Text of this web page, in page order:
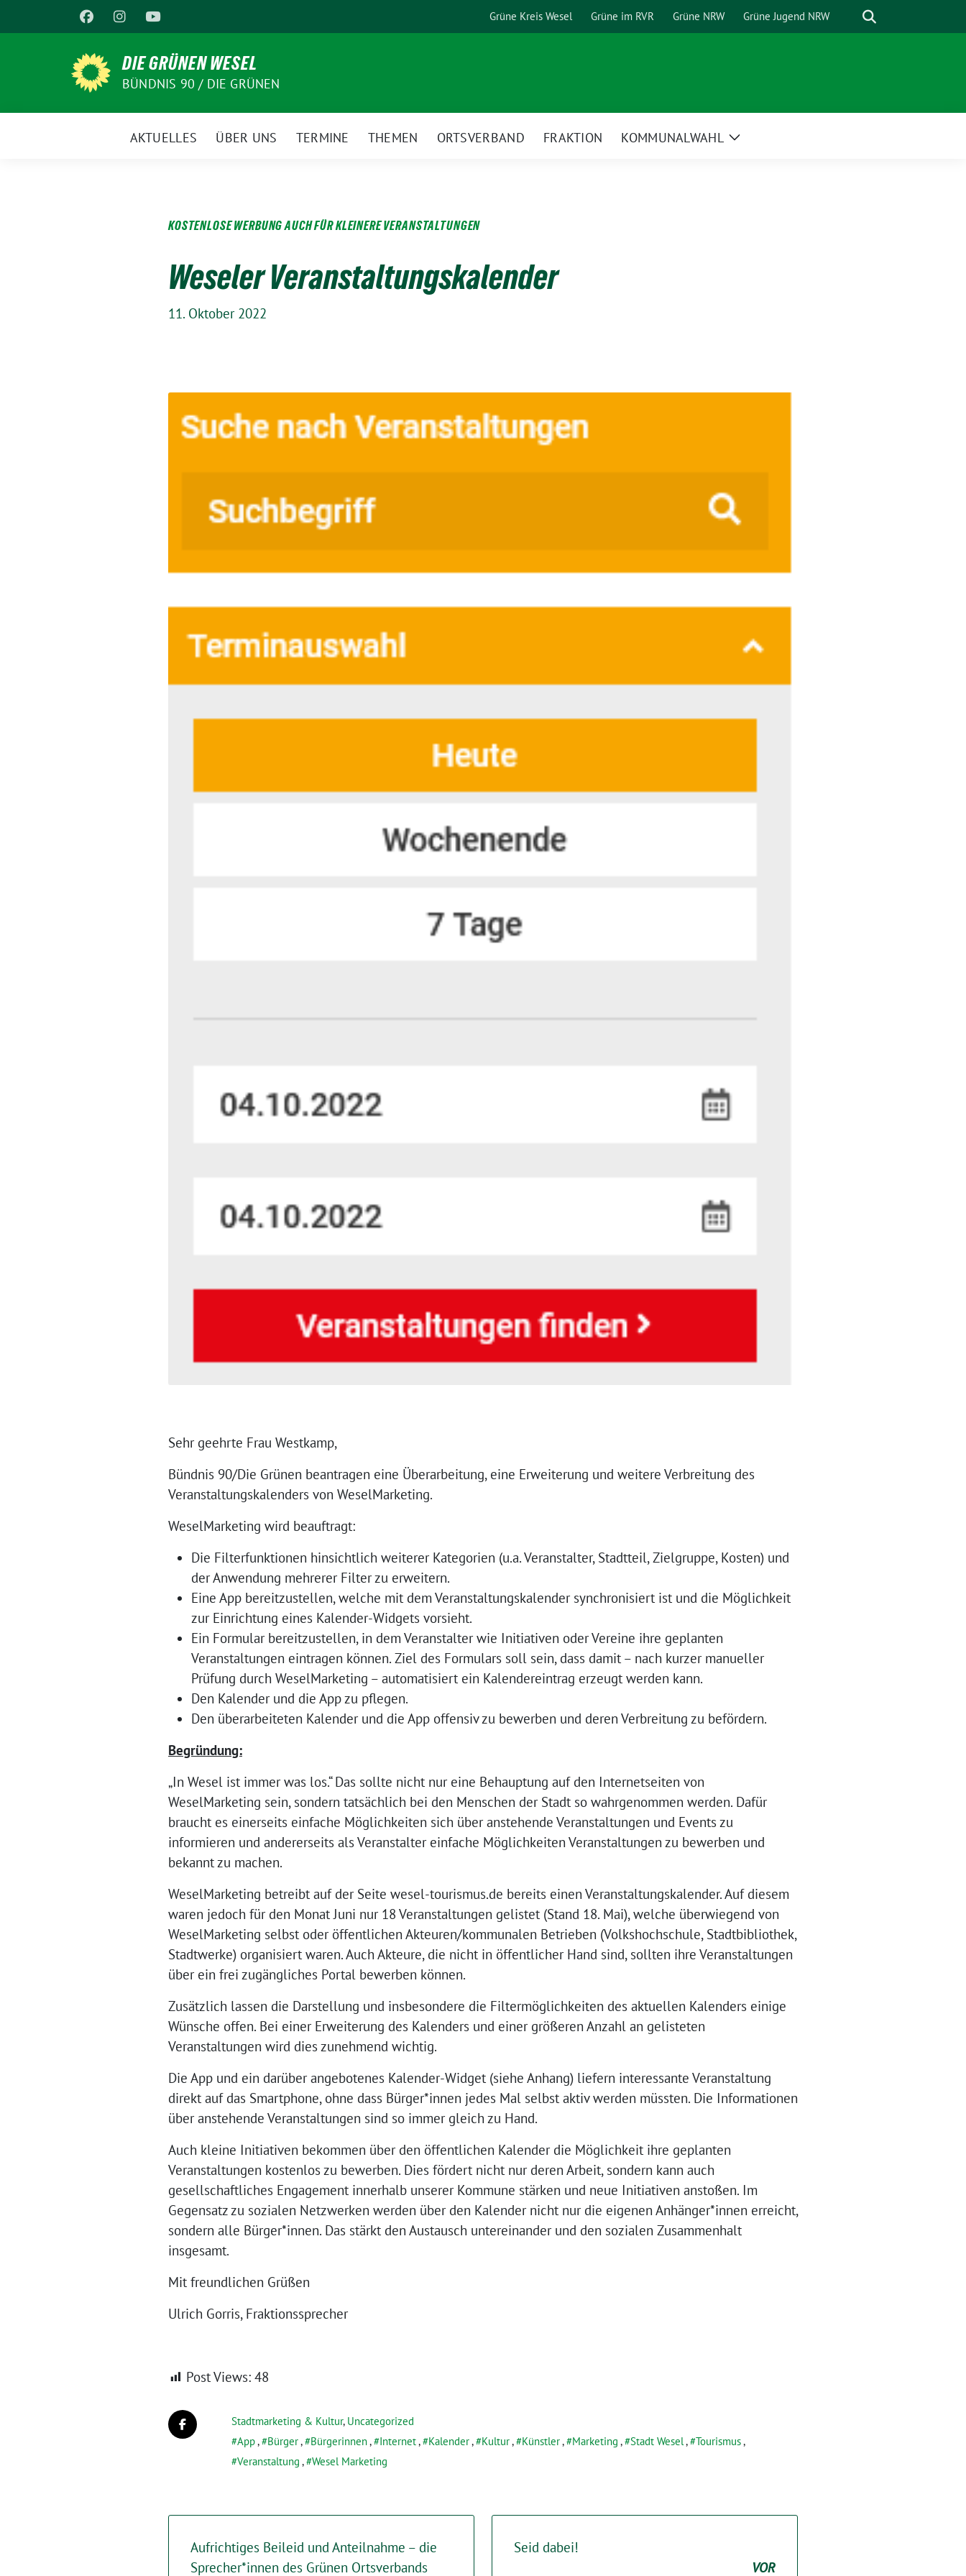
zum
Grüne Kreis Wesel Grüne im RVR Grüne NRW Grüne Jugend NRW Suche
DIE GRÜNEN WESEL
BÜNDNIS 90 / DIE GRÜNEN
AKTUELLES ÜBER UNS TERMINE THEMEN ORTSVERBAND FRAKTION KOMMUNALWAHL
Zeige
KOSTENLOSE WERBUNG AUCH FÜR KLEINERE VERANSTALTUNGEN
Weseler Veranstaltungskalender
11. Oktober 2022
Sehr geehrte Frau Westkamp,
Bündnis 90/Die Grünen beantragen eine Überarbeitung, eine Erweiterung und weitere Verbreitung des
Veranstaltungskalenders von WeselMarketing.
WeselMarketing wird beauftragt:
Die Filterfunktionen hinsichtlich weiterer Kategorien (u.a. Veranstalter, Stadtteil, Zielgruppe, Kosten) und
der Anwendung mehrerer Filter zu erweitern.
Eine App bereitzustellen, welche mit dem Veranstaltungskalender synchronisiert ist und die Möglichkeit
zur Einrichtung eines Kalender-Widgets vorsieht.
Ein Formular bereitzustellen, in dem Veranstalter wie Initiativen oder Vereine ihre geplanten
Veranstaltungen eintragen können. Ziel des Formulars soll sein, dass damit – nach kurzer manueller
Prüfung durch WeselMarketing – automatisiert ein Kalendereintrag erzeugt werden kann.
Den Kalender und die App zu pflegen.
Den überarbeiteten Kalender und die App offensiv zu bewerben und deren Verbreitung zu befördern.
Begründung:
„In Wesel ist immer was los.“ Das sollte nicht nur eine Behauptung auf den Internetseiten von
WeselMarketing sein, sondern tatsächlich bei den Menschen der Stadt so wahrgenommen werden. Dafür
braucht es einerseits einfache Möglichkeiten sich über anstehende Veranstaltungen und Events zu
informieren und andererseits als Veranstalter einfache Möglichkeiten Veranstaltungen zu bewerben und
bekannt zu machen.
WeselMarketing betreibt auf der Seite wesel-tourismus.de bereits einen Veranstaltungskalender. Auf diesem
waren jedoch für den Monat Juni nur 18 Veranstaltungen gelistet (Stand 18. Mai), welche überwiegend von
WeselMarketing selbst oder öffentlichen Akteuren/kommunalen Betrieben (Volkshochschule, Stadtbibliothek,
Stadtwerke) organisiert waren. Auch Akteure, die nicht in öffentlicher Hand sind, sollten ihre Veranstaltungen
über ein frei zugängliches Portal bewerben können.
Zusätzlich lassen die Darstellung und insbesondere die Filtermöglichkeiten des aktuellen Kalenders einige
Wünsche offen. Bei einer Erweiterung des Kalenders und einer größeren Anzahl an gelisteten
Veranstaltungen wird dies zunehmend wichtig.
Die App und ein darüber angebotenes Kalender-Widget (siehe Anhang) liefern interessante Veranstaltung
direkt auf das Smartphone, ohne dass Bürger*innen jedes Mal selbst aktiv werden müssten. Die Informationen
über anstehende Veranstaltungen sind so immer gleich zu Hand.
Auch kleine Initiativen bekommen über den öffentlichen Kalender die Möglichkeit ihre geplanten
Veranstaltungen kostenlos zu bewerben. Dies fördert nicht nur deren Arbeit, sondern kann auch
gesellschaftliches Engagement innerhalb unserer Kommune stärken und neue Initiativen anstoßen. Im
Gegensatz zu sozialen Netzwerken werden über den Kalender nicht nur die eigenen Anhänger*innen erreicht,
sondern alle Bürger*innen. Das stärkt den Austausch untereinander und den sozialen Zusammenhalt
insgesamt.
Mit freundlichen Grüßen
Ulrich Gorris, Fraktionssprecher
Post Views: 48
Stadtmarketing & Kultur, Uncategorized
App, Bürger, Bürgerinnen, Internet, Kalender, Kultur, Künstler, Marketing , Stadt Wesel , Tourismus,
Veranstaltung , Wesel Marketing
Aufrichtiges Beileid und Anteilnahme – die
Sprecher*innen des Grünen Ortsverbands
Seid dabei!
VOR